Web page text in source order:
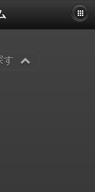
す